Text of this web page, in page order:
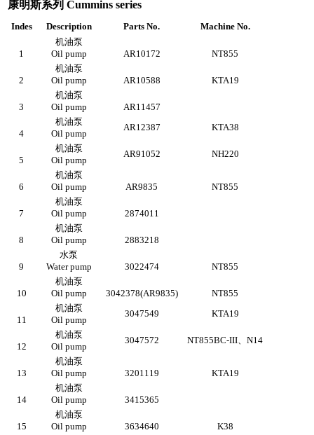
康明斯系列 Cummins series
Indes Description Parts No. Machine No.
1
机油泵
Oil pump
AR10172 NT855
2
机油泵
Oil pump
AR10588 KTA19
3
机油泵
Oil pump
AR11457
4
机油泵
Oil pump
AR12387 KTA38
5
机油泵
Oil pump
AR91052 NH220
6
机油泵
Oil pump
AR9835 NT855
7
机油泵
Oil pump
2874011
8
机油泵
Oil pump
2883218
9
水泵
Water pump
3022474 NT855
10
机油泵
Oil pump
3042378(AR9835) NT855
11
机油泵
Oil pump
3047549 KTA19
12
机油泵
Oil pump
3047572 NT855BC-III、 N14
13
机油泵
Oil pump
3201119 KTA19
14
机油泵
Oil pump
3415365
15
机油泵
Oil pump
3634640 K38